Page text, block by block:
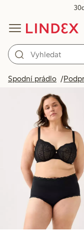
Spodní prádlo